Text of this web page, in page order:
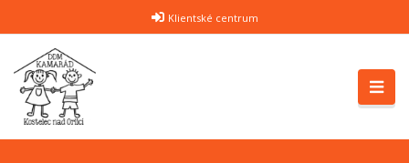
Klientské centrum